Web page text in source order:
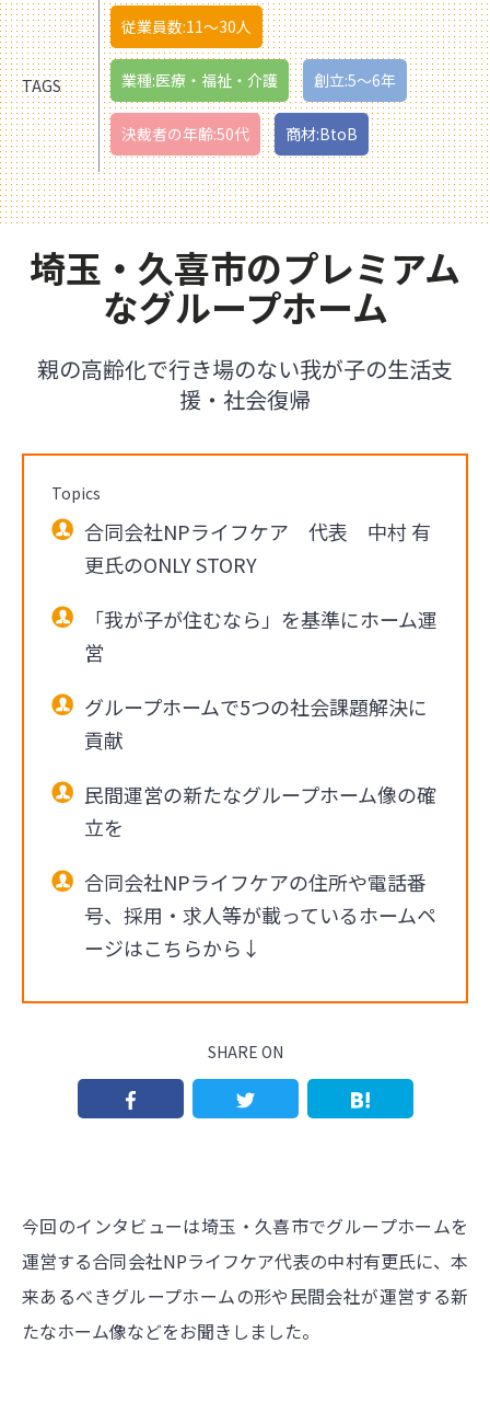
TAGS
従業員数:11〜30人
業種:医療・福祉・介護 創立:5〜6年
決裁者の年齢:50代 商材:BtoB
埼玉・久喜市のプレミアム
なグループホーム
親の高齢化で行き場のない我が子の生活支
援・社会復帰
Topics
合同会社NPライフケア 代表 中村 有
更氏のONLY STORY
「我が子が住むなら」を基準にホーム運
営
グループホームで5つの社会課題解決に
貢献
民間運営の新たなグループホーム像の確
立を
合同会社NPライフケアの住所や電話番
号、採用・求人等が載っているホームペ
ージはこちらから↓
SHARE ON
今回のインタビューは埼玉・久喜市でグループホームを
運営する合同会社NPライフケア代表の中村有更氏に、本
来あるべきグループホームの形や民間会社が運営する新
たなホーム像などをお聞きしました。